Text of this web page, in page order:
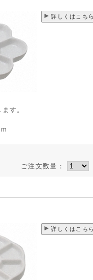
詳しくはこちら
す。
ご注文数量：
詳しくはこちら